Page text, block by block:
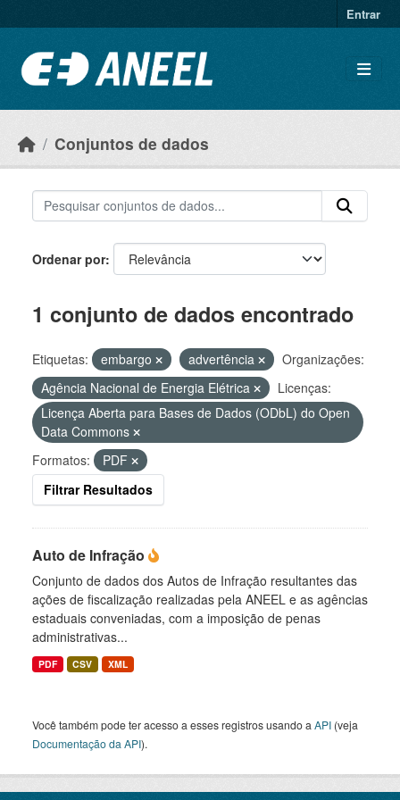
Entrar
Conjuntos de dados
Ordenar por
1 conjunto de dados encontrado
Etiquetas: embargo advertência
Organizações:
Agência Nacional de Energia Elétrica
Licenças:
Licença Aberta para Bases de Dados (ODbL) do Open
Data Commons
Formatos:
PDF
Filtrar Resultados
Auto de Infração
Conjunto de dados dos Autos de Infração resultantes das
ações de fiscalização realizadas pela ANEEL e as agências
estaduais conveniadas, com a imposição de penas
administrativas...
PDF CSV XML
Você também pode ter acesso a esses registros usando a API (veja
Documentação da API).